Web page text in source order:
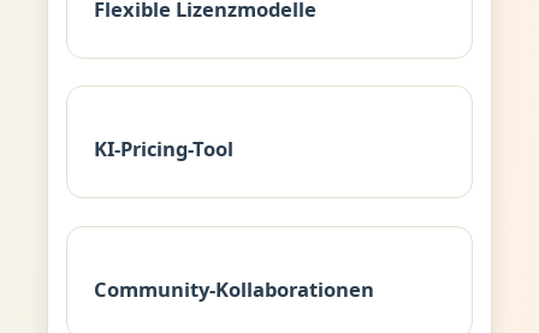
Flexible Lizenzmodelle
KI-Pricing-Tool
Community-Kollaborationen